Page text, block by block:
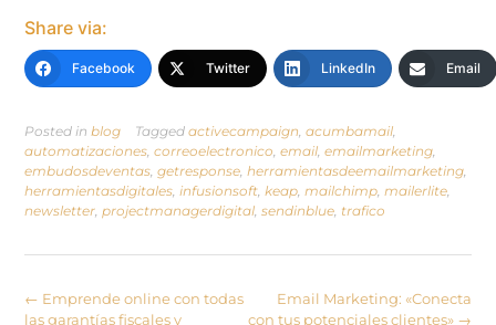
Share via:
Facebook Twitter LinkedIn Email
Posted in blog Tagged activecampaign acumbamail
automatizaciones correoelectronico email emailmarketing
embudosdeventas getresponse herramientasdeemailmarketing
herramientasdigitales infusionsoft keap mailchimp mailerlite
newsletter projectmanagerdigital sendinblue trafico
← Emprende online con todas
las garantías fiscales y
Email Marketing: «Conecta
con tus potenciales clientes» →